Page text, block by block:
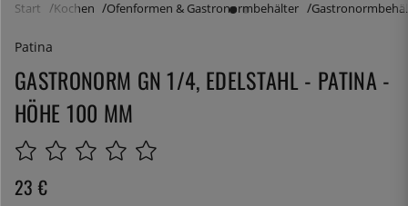
Start Kochen Ofenformen & Gastronormbehälter
Patina
GASTRONORM GN 1/4, EDELSTAHL - PATINA -
HÖHE 100 MM
23 €